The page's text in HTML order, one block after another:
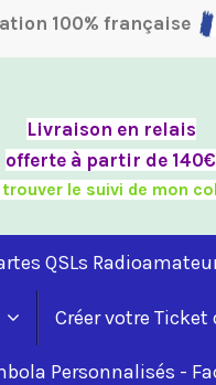
100% française
Livraison en relais
offerte à partir de 140€
trouver le suivi de mon
QSLs
Créer votre
Personnalisés -